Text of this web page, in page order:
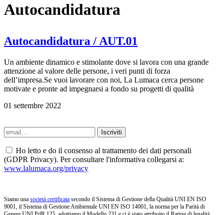
Autocandidatura
Autocandidatura / AUT.01
Un ambiente dinamico e stimolante dove si lavora con una grande
attenzione al valore delle persone, i veri punti di forza
dell’impresa.Se vuoi lavorare con noi, La Lumaca cerca persone
motivate e pronte ad impegnarsi a fondo su progetti di qualità
01 settembre 2022
Ho letto e do il consenso al trattamento dei dati personali
(GDPR Privacy). Per consultare l'informativa collegarsi a:
www.lalumaca.org/privacy
Siamo una società certificata secondo il Sistema di Gestione della Qualità UNI EN ISO
9001, il Sistema di Gestione Ambientale UNI EN ISO 14001, la norma per la Parità di